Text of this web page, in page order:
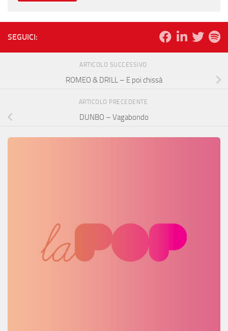
SEGUICI:
ARTICOLO SUCCESSIVO
ROMEO & DRILL – E poi chissà
ARTICOLO PRECEDENTE
DUNBO – Vagabondo